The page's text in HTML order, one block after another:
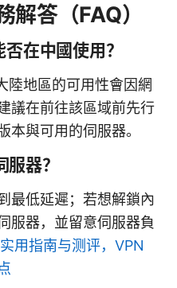
答（FAQ）
在中國使用？
地區的可用性會因網
議在前往該區域前先行
本與可用的伺服器。
器？
最低延遲；若想解鎖內
服器，並留意伺服器負
用指南与测评，VPN